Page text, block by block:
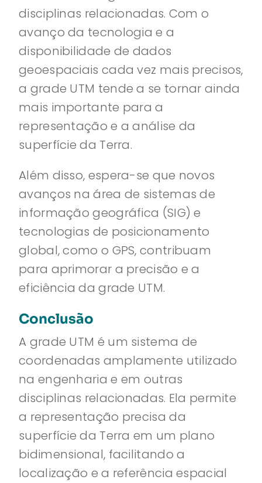
disciplinas relacionadas. Com o
avanço da tecnologia e a
disponibilidade de dados
geoespaciais cada vez mais precisos,
a grade UTM tende a se tornar ainda
mais importante para a
representação e a análise da
superfície da Terra.
Além disso, espera-se que novos
avanços na área de sistemas de
informação geográfica (SIG) e
tecnologias de posicionamento
global, como o GPS, contribuam
para aprimorar a precisão e a
eficiência da grade UTM.
Conclusão
A grade UTM é um sistema de
coordenadas amplamente utilizado
na engenharia e em outras
disciplinas relacionadas. Ela permite
a representação precisa da
superfície da Terra em um plano
bidimensional, facilitando a
localização e a referência espacial